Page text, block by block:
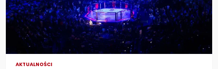
AKTUALNOŚCI